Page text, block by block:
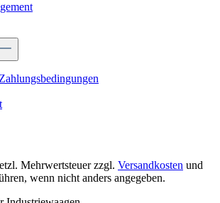
Mehrwertsteuer zzgl. Versandkosten und
wenn nicht anders angegeben.